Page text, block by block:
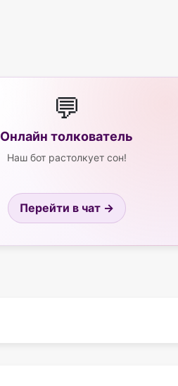
💬
Онлайн толкователь
Наш бот растолкует сон!
Перейти в чат →